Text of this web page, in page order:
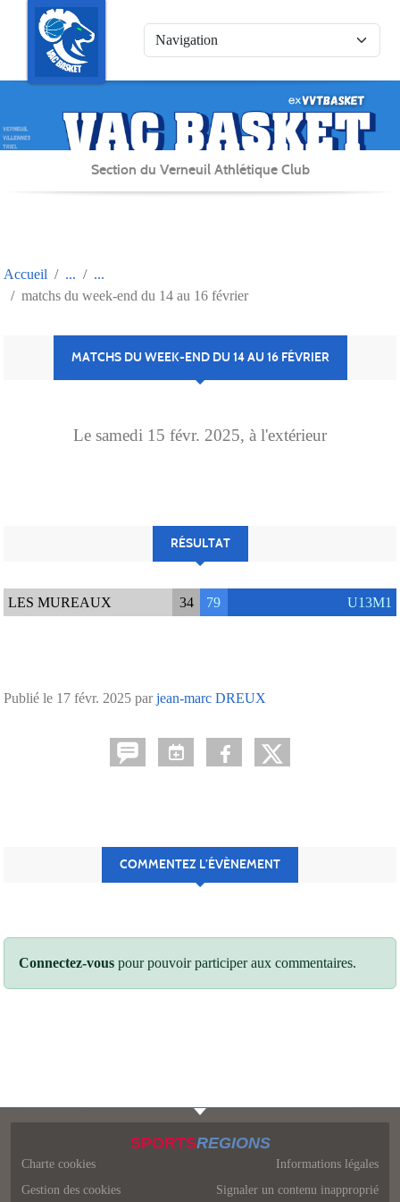
Section du Verneuil Athlétique Club
Accueil
matchs du week-end du 14 au 16 février
MATCHS DU WEEK-END DU 14 AU 16 FÉVRIER
Le samedi 15 févr. 2025, à l'extérieur
RÉSULTAT
LES MUREAUX 34 79 U13M1
Publié le 17 févr. 2025 parjean-marc DREUX
COMMENTEZ L’ÉVÈNEMENT
Connectez-vous pour pouvoir participer aux commentaires.
SPORTSREGIONS
Charte cookies
Gestion des cookies
Informations légales
Signaler un contenu inapproprié
Panneau de gestion des cookies